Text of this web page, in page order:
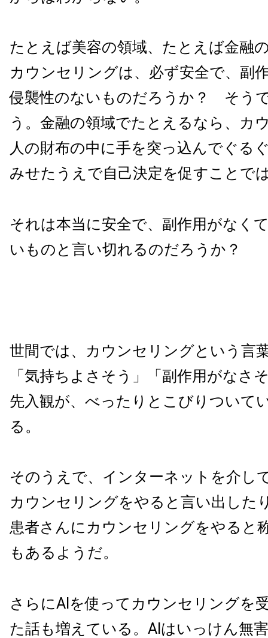
たとえば美容の領域、たとえば金融
カウンセリングは、必ず安全で、副
侵襲性のないものだろうか？ そう
う。金融の領域でたとえるなら、カ
人の財布の中に手を突っ込んでぐる
みせたうえで自己決定を促すことで
それは本当に安全で、副作用がなく
いものと言い切れるのだろうか？
世間では、カウンセリングという言
「気持ちよさそう」「副作用がなさ
先入観が、べったりとこびりついて
る。
そのうえで、インターネットを介し
カウンセリングをやると言い出した
患者さんにカウンセリングをやると
もあるようだ。
さらにAIを使ってカウンセリングを
た話も増えている。 AIはいっけん無